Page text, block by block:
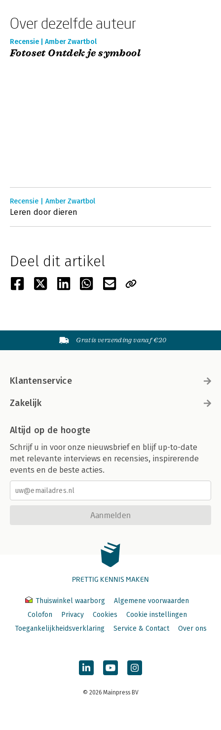
Over dezelfde auteur
Recensie | Amber Zwartbol
Fotoset Ontdek je symbool
Recensie | Amber Zwartbol
Leren door dieren
Deel dit artikel
Gratis verzending vanaf €20
Klantenservice
Zakelijk
Altijd op de hoogte
Schrijf u in voor onze nieuwsbrief en blijf up-to-date
met relevante interviews en recensies, inspirerende
events en de beste acties.
Aanmelden
PRETTIG KENNIS MAKEN
Thuiswinkel waarborg
Algemene voorwaarden
Colofon
Privacy Cookies
Cookie instellingen
Toegankelijkheidsverklaring
Service & Contact Over ons
© 2026 Mainpress BV